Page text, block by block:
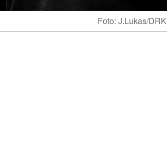
Foto: J.Lukas/DRK